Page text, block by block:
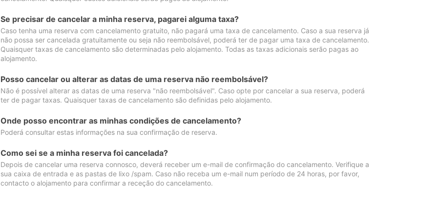
Se precisar de cancelar a minha reserva, pagarei alguma taxa?
Caso tenha uma reserva com cancelamento gratuito, não pagará uma taxa de cancelamento. Caso a sua reserva já
não possa ser cancelada gratuitamente ou seja não reembolsável, poderá ter de pagar uma taxa de cancelamento.
Quaisquer taxas de cancelamento são determinadas pelo alojamento. Todas as taxas adicionais serão pagas ao
alojamento.
Posso cancelar ou alterar as datas de uma reserva não reembolsável?
Não é possível alterar as datas de uma reserva "não reembolsável". Caso opte por cancelar a sua reserva, poderá
ter de pagar taxas. Quaisquer taxas de cancelamento são definidas pelo alojamento.
Onde posso encontrar as minhas condições de cancelamento?
Poderá consultar estas informações na sua confirmação de reserva.
Como sei se a minha reserva foi cancelada?
Depois de cancelar uma reserva connosco, deverá receber um e-mail de confirmação do cancelamento. Verifique a
sua caixa de entrada e as pastas de lixo /spam. Caso não receba um e-mail num período de 24 horas, por favor,
contacto o alojamento para confirmar a receção do cancelamento.